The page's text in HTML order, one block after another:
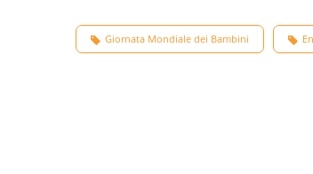
Giornata Mondiale dei Bambini